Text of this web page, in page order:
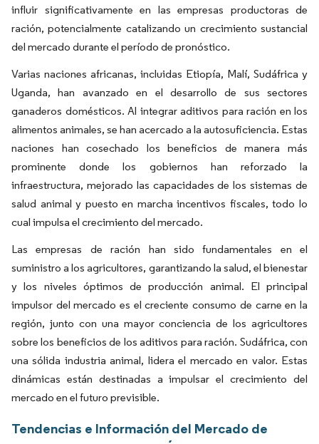
influir significativamente en las empresas productoras de
ración, potencialmente catalizando un crecimiento sustancial
del mercado durante el período de pronóstico.
Varias naciones africanas, incluidas Etiopía, Malí, Sudáfrica y
Uganda, han avanzado en el desarrollo de sus sectores
ganaderos domésticos. Al integrar aditivos para ración en los
alimentos animales, se han acercado a la autosuficiencia. Estas
naciones han cosechado los beneficios de manera más
prominente donde los gobiernos han reforzado la
infraestructura, mejorado las capacidades de los sistemas de
salud animal y puesto en marcha incentivos fiscales, todo lo
cual impulsa el crecimiento del mercado.
Las empresas de ración han sido fundamentales en el
suministro a los agricultores, garantizando la salud, el bienestar
y los niveles óptimos de producción animal. El principal
impulsor del mercado es el creciente consumo de carne en la
región, junto con una mayor conciencia de los agricultores
sobre los beneficios de los aditivos para ración. Sudáfrica, con
una sólida industria animal, lidera el mercado en valor. Estas
dinámicas están destinadas a impulsar el crecimiento del
mercado en el futuro previsible.
Tendencias e Información del Mercado de